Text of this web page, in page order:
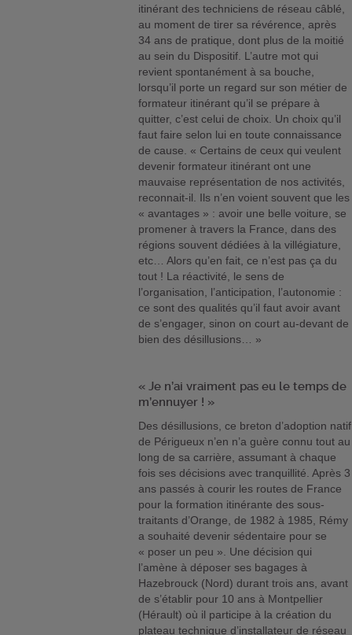
itinérant des techniciens de réseau câblé,
au moment de tirer sa révérence, après
34 ans de pratique, dont plus de la moitié
au sein du Dispositif. L’autre mot qui
revient spontanément à sa bouche,
lorsqu’il porte un regard sur son métier de
formateur itinérant qu’il se prépare à
quitter, c’est celui de choix. Un choix qu’il
faut faire selon lui en toute connaissance
de cause. « Certains de ceux qui veulent
devenir formateur itinérant ont une
mauvaise représentation de nos activités,
reconnait-il. Ils n’en voient souvent que les
« avantages » : avoir une belle voiture, se
promener à travers la France, dans des
régions souvent dédiées à la villégiature,
etc… Alors qu’en fait, ce n’est pas ça du
tout ! La réactivité, le sens de
l’organisation, l’anticipation, l’autonomie :
ce sont des qualités qu’il faut avoir avant
de s’engager, sinon on court au-devant de
bien des désillusions… »
« Je n’ai vraiment pas eu le temps de
m’ennuyer ! »
Des désillusions, ce breton d’adoption natif
de Périgueux n’en n’a guère connu tout au
long de sa carrière, assumant à chaque
fois ses décisions avec tranquillité. Après 3
ans passés à courir les routes de France
pour la formation itinérante des sous-
traitants d’Orange, de 1982 à 1985, Rémy
a souhaité devenir sédentaire pour se
« poser un peu ». Une décision qui
l’amène à déposer ses bagages à
Hazebrouck (Nord) durant trois ans, avant
de s’établir pour 10 ans à Montpellier
(Hérault) où il participe à la création du
plateau technique d’installateur de réseau